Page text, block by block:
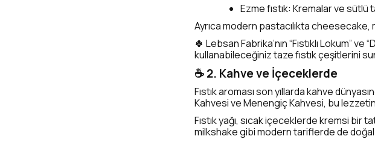
Ezme fıstık: Kremalar ve sütlü
Ayrıca modern pastacılıkta cheesecake,
🍀 Lebsan Fabrika’nın “Fıstıklı Lokum”
kullanabileceğiniz taze fıstık çeşitlerini
☕ 2. Kahve ve İçeceklerde
Fıstık aroması son yıllarda kahve
Kahvesi ve Menengiç Kahvesi, bu
Fıstık yağı, sıcak içeceklerde kremsi bir
milkshake gibi modern tariflerde de doğal